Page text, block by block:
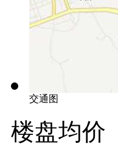
交通图
楼盘均价